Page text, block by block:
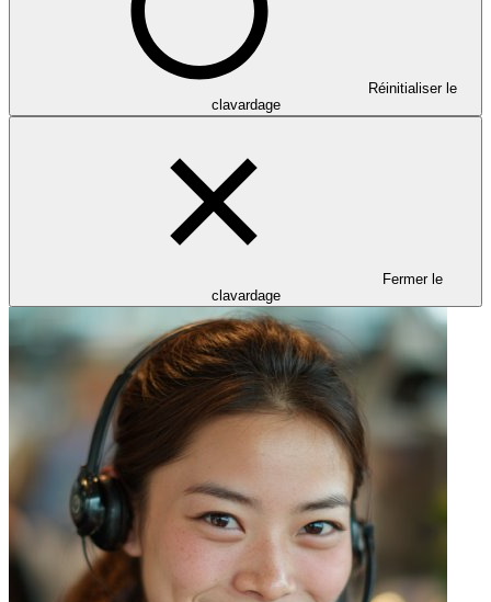
Réinitialiser le
clavardage
Fermer le
clavardage